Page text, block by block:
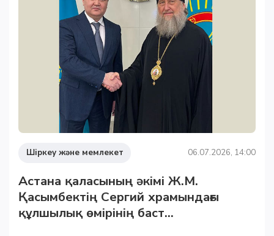
Шіркеу және мемлекет 06.07.2026, 14:00
Астана қаласының әкімі Ж.М.
Қасымбектің Сергий храмындағы
құлшылық өмірінің баст...